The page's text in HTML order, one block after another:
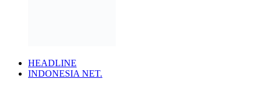
HEADLINE
INDONESIA NET.